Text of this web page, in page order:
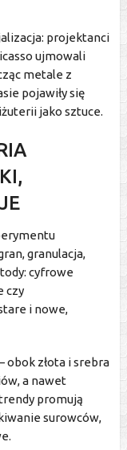
projektanci
ujmowali
metale z
pojawiły się
jako sztuce.
granulacja,
cyfrowe
czy
i nowe,
obok złota i srebra
a nawet
promują
surowców,